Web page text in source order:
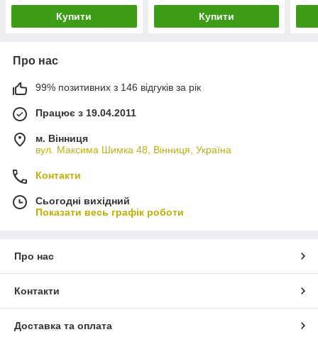
Купити Купити
Про нас
99% позитивних з 146 відгуків за рік
Працює з 19.04.2011
м. Вінниця
вул. Максима Шимка 48, Вінниця, Україна
Контакти
Сьогодні вихідний
Показати весь графік роботи
Про нас
Контакти
Доставка та оплата